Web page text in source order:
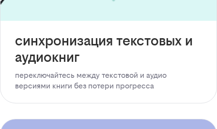
синхронизация текстовых и
аудиокниг
переключайтесь между текстовой и аудио
версиями книги без потери прогресса